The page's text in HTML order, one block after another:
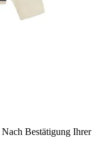
Nach Bestätigung Ihrer